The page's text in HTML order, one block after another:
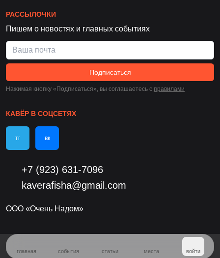
РАССЫЛОЧКИ
Пишем о новостях и главных событиях
Подписаться
Нажимая кнопку «Подписаться», вы соглашаетесь c правилами
КАВЁР В СОЦСЕТЯХ
тг вк
+7 (923) 631-7096
kaverafisha@gmail.com
ООО «Очень Надом»
главная события статьи места войти